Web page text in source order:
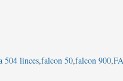
504 linces,falcon 50,falcon 900,